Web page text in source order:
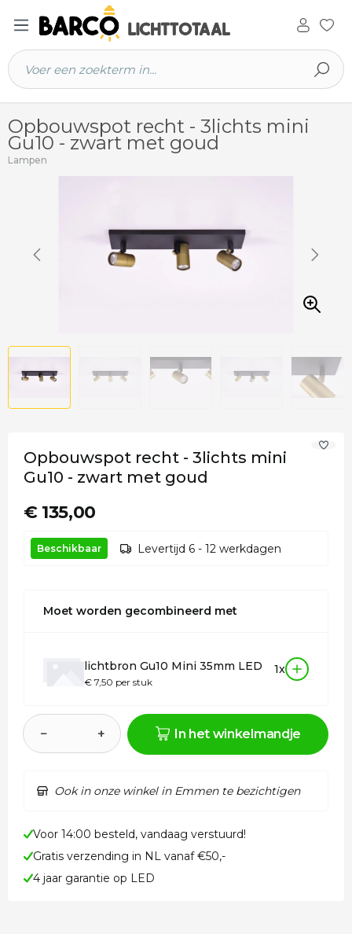
hoofdinhoud
Opbouwspot recht - 3lichts mini
Gu10 - zwart met goud
Lampen
Opbouwspot recht - 3lichts mini
Gu10 - zwart met goud
€ 135,00
Beschikbaar Levertijd 6 - 12 werkdagen
Moet worden gecombineerd met
lichtbron Gu10 Mini 35mm LED
€ 7,50 per stuk
1x
− + In het winkelmandje
Ook in onze winkel in Emmen te bezichtigen
Voor 14:00 besteld, vandaag verstuurd!
Gratis verzending in NL vanaf €50,-
4 jaar garantie op LED